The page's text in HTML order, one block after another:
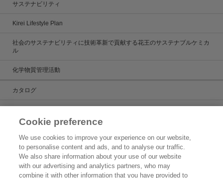
サステナビリティ
Kirei Lifestyle Plan
社会のサステナビリティに技術革新で貢献する花王のサステナブルケミカ
ル
化学物質管理活動
カタログ
製品検索
お問い合わせ
Cookie preference
We use cookies to improve your experience on our website,
to personalise content and ads, and to analyse our traffic.
We also share information about your use of our website
with our advertising and analytics partners, who may
combine it with other information that you have provided to